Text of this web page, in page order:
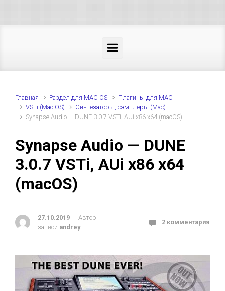
Главная Раздел для MAC OS
Плагины для MAC
VSTi (Mac OS)
Синтезаторы, сэмплеры (Mac)
Synapse Audio — DUNE 3.0.7 VSTi, AUi x86 x64 (macOS)
Synapse Audio — DUNE
3.0.7 VSTi, AUi x86 x64
(macOS)
27.10.2019
Автор
записи andrey
2 комментария